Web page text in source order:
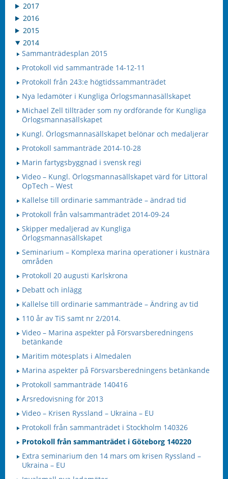
2017
2016
2015
2014
Sammanträdesplan 2015
Protokoll vid sammanträde 14-12-11
Protokoll från 243:e högtidssammanträdet
Nya ledamöter i Kungliga Örlogsmannasällskapet
Michael Zell tillträder som ny ordförande för Kungliga
Örlogsmannasällskapet
Kungl. Örlogsmannasällskapet belönar och medaljerar
Protokoll sammanträde 2014-10-28
Marin fartygsbyggnad i svensk regi
Video – Kungl. Örlogsmannasällskapet värd för Littoral
OpTech – West
Kallelse till ordinarie sammanträde – ändrad tid
Protokoll från valsammanträdet 2014-09-24
Skipper medaljerad av Kungliga
Örlogsmannasällskapet
Seminarium – Komplexa marina operationer i kustnära
områden
Protokoll 20 augusti Karlskrona
Debatt och inlägg
Kallelse till ordinarie sammanträde – Ändring av tid
110 år av TiS samt nr 2/2014.
Video – Marina aspekter på Försvarsberedningens
betänkande
Maritim mötesplats i Almedalen
Marina aspekter på Försvarsberedningens betänkande
Protokoll sammanträde 140416
Årsredovisning för 2013
Video – Krisen Ryssland – Ukraina – EU
Protokoll från sammanträdet i Stockholm 140326
Protokoll från sammanträdet i Göteborg 140220
Extra seminarium den 14 mars om krisen Ryssland –
Ukraina – EU